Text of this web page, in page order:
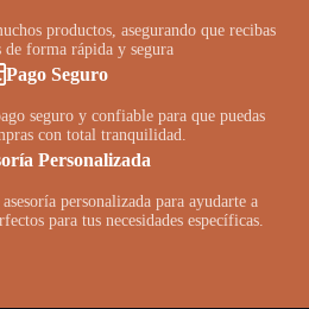
productos, asegurando que recibas
de forma rápida y segura
Pago Seguro
seguro y confiable para que puedas
con total tranquilidad.
Personalizada
personalizada para ayudarte a
para tus necesidades específicas.